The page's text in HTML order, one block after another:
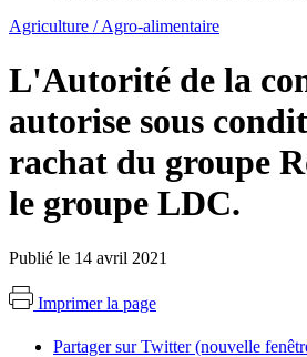
Agriculture / Agro-alimentaire
L'Autorité de la
autorise sous
rachat du groupe
le groupe LDC.
Publié le 14 avril 2021
Imprimer la page
Partager sur Twitter (nouvelle